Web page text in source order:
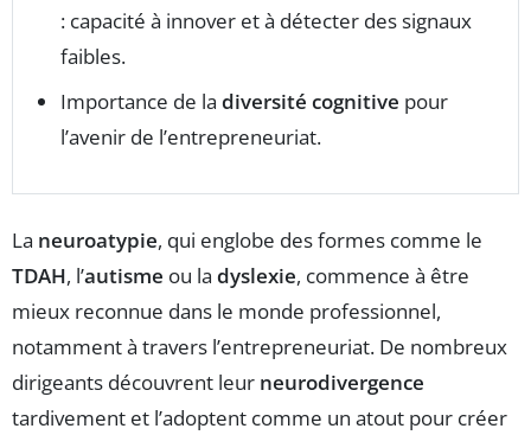
: capacité à innover et à détecter des signaux
faibles.
Importance de la diversité cognitive pour
l’avenir de l’entrepreneuriat.
La neuroatypie, qui englobe des formes comme le
TDAH, l’autisme ou la dyslexie, commence à être
mieux reconnue dans le monde professionnel,
notamment à travers l’entrepreneuriat. De nombreux
dirigeants découvrent leur neurodivergence
tardivement et l’adoptent comme un atout pour créer